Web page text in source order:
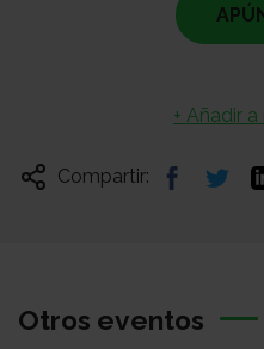
+ Añadir
Compartir:
Otros eventos